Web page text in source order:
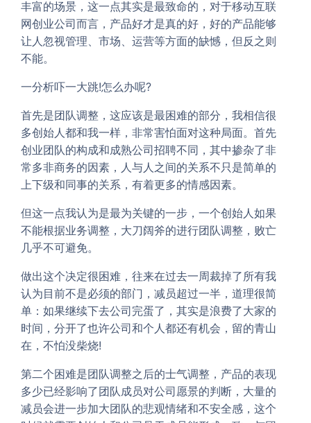
丰富的场景，这一点其实是最致命的，对于移动互联
网创业公司而言，产品好才是真的好，好的产品能够
让人忽视管理、市场、运营等方面的缺憾，但反之则
不能。
一分析吓一大跳!怎么办呢?
首先是团队调整，这应该是最困难的部分，我相信很
多创始人都和我一样，非常害怕面对这种局面。首先
创业团队的构成和成熟公司招聘不同，其中掺杂了非
常多非商务的因素，人与人之间的关系不只是简单的
上下级和同事的关系，有着更多的情感因素。
但这一点我认为是最为关键的一步，一个创始人如果
不能根据业务调整，大刀阔斧的进行团队调整，败亡
几乎不可避免。
做出这个决定很困难，往来在过去一周裁掉了所有我
认为目前不是必须的部门，减员超过一半，道理很简
单：如果继续下去公司完蛋了，其实是浪费了大家的
时间，分开了也许公司和个人都还有机会，留的青山
在，不怕没柴烧!
第二个困难是团队调整之后的士气调整，产品的表现
多少已经影响了团队成员对公司愿景的判断，大量的
减员会进一步加大团队的悲观情绪和不安全感，这个